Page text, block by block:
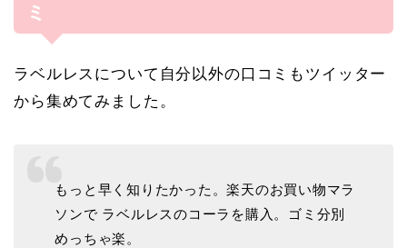
ミ
ラベルレスについて自分以外の口コミもツイッター
から集めてみました。
もっと早く知りたかった。楽天のお買い物マラ
ソンで ラベルレスのコーラを購入。ゴミ分別
めっちゃ楽。